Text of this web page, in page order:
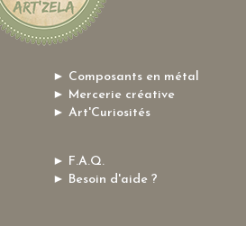
► Composants en métal
► Mercerie créative
► Art'Curiosités
► F.A.Q.
► Besoin d'aide ?